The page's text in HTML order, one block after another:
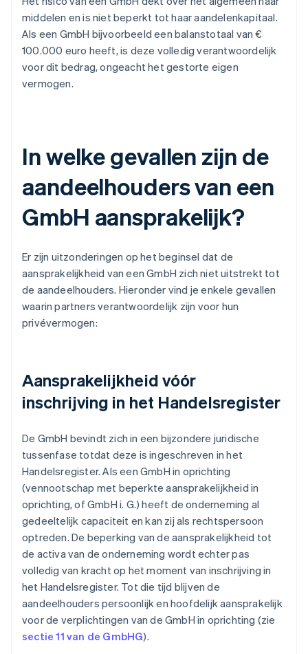
middelen en is niet beperkt tot haar aandelenkapitaal.
Als een GmbH bijvoorbeeld een balanstotaal van €
100.000 euro heeft, is deze volledig verantwoordelijk
voor dit bedrag, ongeacht het gestorte eigen
vermogen.
In welke gevallen zijn de
aandeelhouders van een
GmbH aansprakelijk?
Er zijn uitzonderingen op het beginsel dat de
aansprakelijkheid van een GmbH zich niet uitstrekt tot
de aandeelhouders. Hieronder vind je enkele gevallen
waarin partners verantwoordelijk zijn voor hun
privévermogen:
Aansprakelijkheid vóór
inschrijving in het Handelsregister
De GmbH bevindt zich in een bijzondere juridische
tussenfase totdat deze is ingeschreven in het
Handelsregister. Als een GmbH in oprichting
(vennootschap met beperkte aansprakelijkheid in
oprichting, of GmbH i. G.) heeft de onderneming al
gedeeltelijk capaciteit en kan zij als rechtspersoon
optreden. De beperking van de aansprakelijkheid tot
de activa van de onderneming wordt echter pas
volledig van kracht op het moment van inschrijving in
het Handelsregister. Tot die tijd blijven de
aandeelhouders persoonlijk en hoofdelijk aansprakelijk
voor de verplichtingen van de GmbH in oprichting (zie
sectie 11 van de GmbHG).